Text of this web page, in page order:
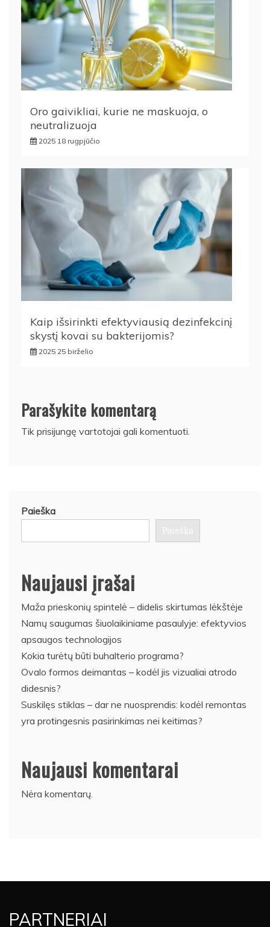
Oro gaivikliai, kurie ne maskuoja, o
neutralizuoja
2025 18 rugpjūčio
Kaip išsirinkti efektyviausią dezinfekcinį
skystį kovai su bakterijomis?
2025 25 birželio
Parašykite komentarą
Tik prisijungę vartotojai gali komentuoti.
Paieška
Paieška
Naujausi įrašai
Maža prieskonių spintelė – didelis skirtumas lėkštėje
Namų saugumas šiuolaikiniame pasaulyje: efektyvios
apsaugos technologijos
Kokia turėtų būti buhalterio programa?
Ovalo formos deimantas – kodėl jis vizualiai atrodo
didesnis?
Suskilęs stiklas – dar ne nuosprendis: kodėl remontas
yra protingesnis pasirinkimas nei keitimas?
Naujausi komentarai
Nėra komentarų.
PARTNERIAI